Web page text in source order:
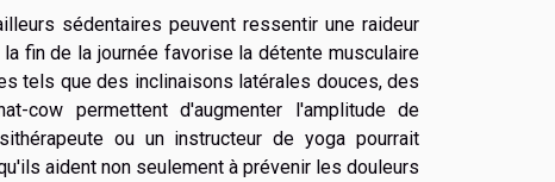
sédentaires peuvent ressentir une raideur
fin de la journée favorise la détente musculaire
tels que des inclinaisons latérales douces, des
cow permettent d'augmenter l'amplitude de
ou un instructeur de yoga pourrait
aident non seulement à prévenir les douleurs